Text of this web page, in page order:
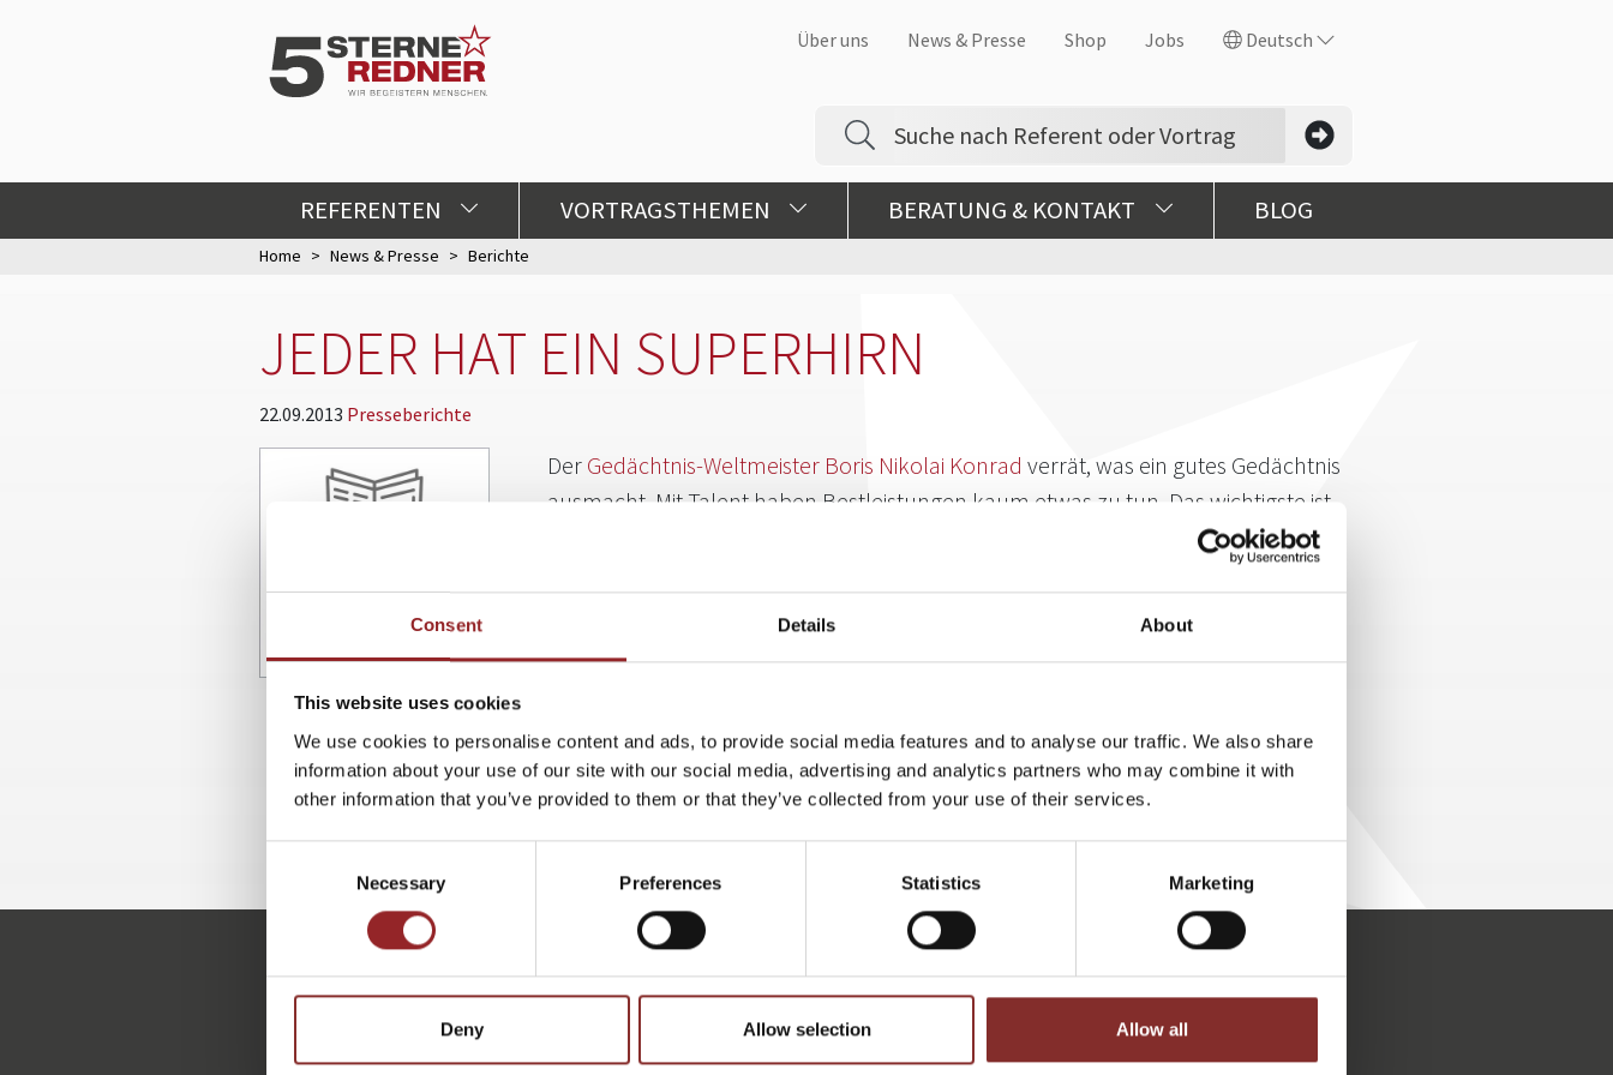
Consent Details About
This website uses cookies
We use cookies to personalise content and ads, to provide social media features and to analyse our traffic. We also share
information about your use of our site with our social media, advertising and analytics partners who may combine it with
other information that you’ve provided to them or that they’ve collected from your use of their services.
Necessary Preferences Statistics Marketing
Deny Allow selection Allow all
Über uns News & Presse Shop Jobs Deutsch
REFERENTEN VORTRAGSTHEMEN BERATUNG & KONTAKT BLOG
Home News & Presse Berichte
JEDER HAT EIN SUPERHIRN
22.09.2013 Presseberichte
Der Gedächtnis-Weltmeister Boris Nikolai Konrad verrät, was ein gutes Gedächtnis
ausmacht. Mit Talent haben Bestleistungen kaum etwas zu tun. Das wichtigste ist
und bleibt: Üben, Üben, Üben. Vertrauen Sie nicht zu sehr auf elektronische
Hilfsmittel rät Gedächtnistrainer Boris Nikolai Konrad, denn es kann jederzeit
Lesen Sie mehr in dem unten angefügten PDF.
ZURÜCK
Kundenbewertungen und Erfahrungen zu
SEHR GUT